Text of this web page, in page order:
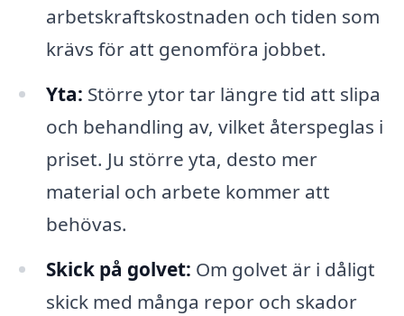
arbetskraftskostnaden och tiden som
krävs för att genomföra jobbet.
Yta: Större ytor tar längre tid att slipa
och behandling av, vilket återspeglas i
priset. Ju större yta, desto mer
material och arbete kommer att
behövas.
Skick på golvet: Om golvet är i dåligt
skick med många repor och skador